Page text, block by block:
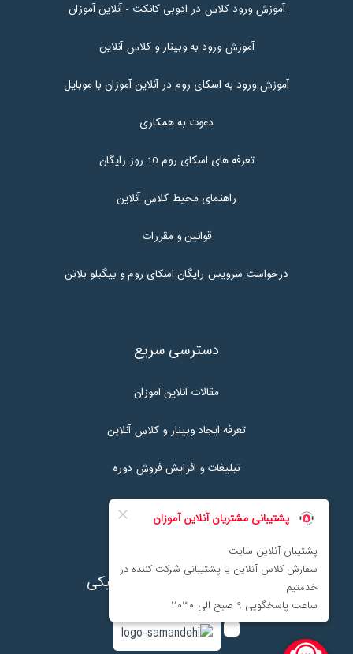
آموزش ورود کلاس در ادوبی کانکت - آنلاین آموزان
آموزش ورود به وبینار و کلاس آنلاین
آموزش ورود به اسکای روم در آنلاین آموزان با موبایل
دعوت به همکاری
تعرفه های اسکای روم 10 روز رایگان
راهنمای محیط کلاس آنلاین
قوانین و مقررات
درخواست سرویس رایگان اسکای روم و بیگبلو بلاتن
دسترسی سریع
مقالات آنلاین آموزان
تعرفه ایجاد وبینار و کلاس آنلاین
تبلیغات و افزایش فروش دوره
نماد اعتماد پرداخت الکترونیکی